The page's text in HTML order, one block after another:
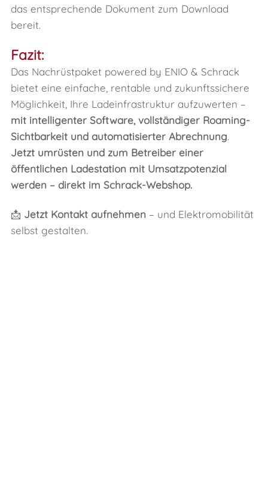
das entsprechende Dokument zum Download
bereit.
Fazit:
Das Nachrüstpaket powered by ENIO & Schrack
bietet eine einfache, rentable und zukunftssichere
Möglichkeit, Ihre Ladeinfrastruktur aufzuwerten –
mit intelligenter Software, vollständiger Roaming-
Sichtbarkeit und automatisierter Abrechnung.
Jetzt umrüsten und zum Betreiber einer
öffentlichen Ladestation mit Umsatzpotenzial
werden – direkt im Schrack-Webshop.
📩 Jetzt Kontakt aufnehmen– und Elektromobilität
selbst gestalten.